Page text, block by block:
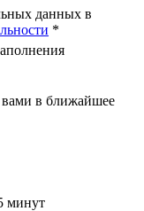
данных в
*
в ближайшее
минут